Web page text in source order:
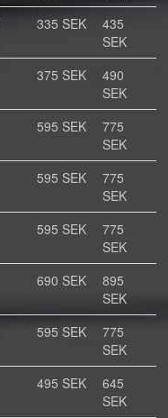
335 SEK
435
SEK
375 SEK
490
SEK
595 SEK
775
SEK
595 SEK
775
SEK
595 SEK
775
SEK
690 SEK
895
SEK
595 SEK
775
SEK
495 SEK
645
SEK